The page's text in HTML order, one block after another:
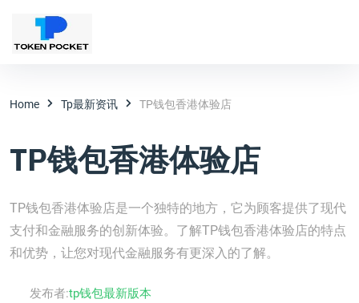
Home Tp最新资讯 TP钱包香港体验店
TP钱包香港体验店
TP钱包香港体验店是一个独特的地方，它为顾客提供了现代
支付和金融服务的创新体验。了解TP钱包香港体验店的特点
和优势，让您对现代金融服务有更深入的了解。
发布者:tp钱包最新版本